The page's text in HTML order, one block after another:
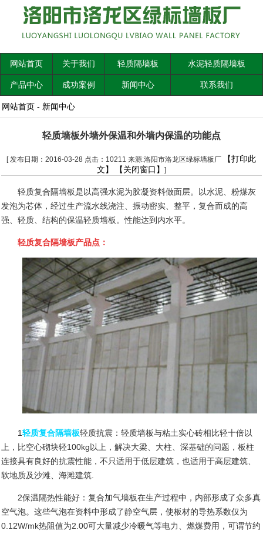
网站首页 关于我们 轻质隔墙板 水泥轻质隔墙板
产品中心 成功案例 新闻中心 联系我们
网站首页 - 新闻中心
轻质墙板外墙外保温和外墙内保温的功能点
[ 发布日期：2016-03-28 点击：10211 来源:洛阳市洛龙区绿标墙板厂
【打印此
文】
【关闭窗口】 ]
轻质复合隔墙板是以高强水泥为胶凝资料做面层。以水泥、粉煤灰
发泡为芯体，经过生产流水线浇注、振动密实、整平，复合而成的高
强、轻质、结构的保温轻质墙板。性能达到内水平。
轻质复合隔墙板产品点：
1轻质复合隔墙板轻质抗震：轻质墙板与粘土实心砖相比轻十倍以
上，比空心砌块轻100kg以上，解决大梁、大柱、深基础的问题，板柱
连接具有良好的抗震性能，不只适用于低层建筑，也适用于高层建筑、
软地质及沙滩、海滩建筑
2保温隔热性能好：复合加气墙板在生产过程中，内部形成了众多真
空气泡。这些气泡在资料中形成了静空气层，使板材的导热系数仅为
0.12W/mk热阻值为2.00可大量减少冷暖气等电力、燃煤费用，可谓节约